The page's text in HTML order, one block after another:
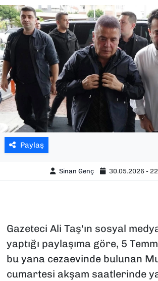
Paylaş
Sinan Genç 30.05.2026 -
Gazeteci Ali Taş'ın sosyal
yaptığı paylaşıma göre, 5
bu yana cezaevinde bulunan
cumartesi akşam saatlerinde
POLİTİKA
SAĞLIK
SPOR
TEKNOLOJİ
YAŞAM
YEREL YÖNETİMLER